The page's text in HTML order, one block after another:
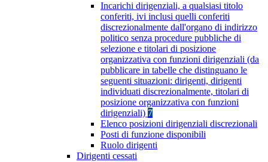
Incarichi dirigenziali, a qualsiasi titolo
conferiti, ivi inclusi quelli conferiti
discrezionalmente dall'organo di indirizzo
politico senza procedure pubbliche di
selezione e titolari di posizione
organizzativa con funzioni dirigenziali (da
pubblicare in tabelle che distinguano le
seguenti situazioni: dirigenti, dirigenti
individuati discrezionalmente, titolari di
posizione organizzativa con funzioni
dirigenziali) 7
Elenco posizioni dirigenziali discrezionali
Posti di funzione disponibili
Ruolo dirigenti
Dirigenti cessati